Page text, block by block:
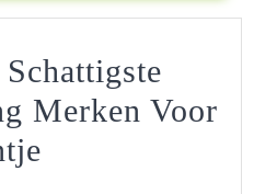
Merken Voor